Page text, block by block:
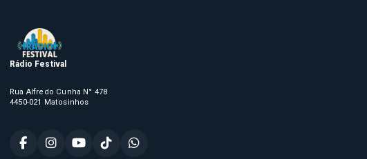
Rádio Festival
Rua Alfredo Cunha N° 478
4450-021 Matosinhos